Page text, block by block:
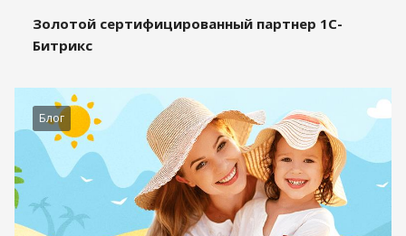
Золотой сертифицированный партнер 1С-
Битрикс
Блог